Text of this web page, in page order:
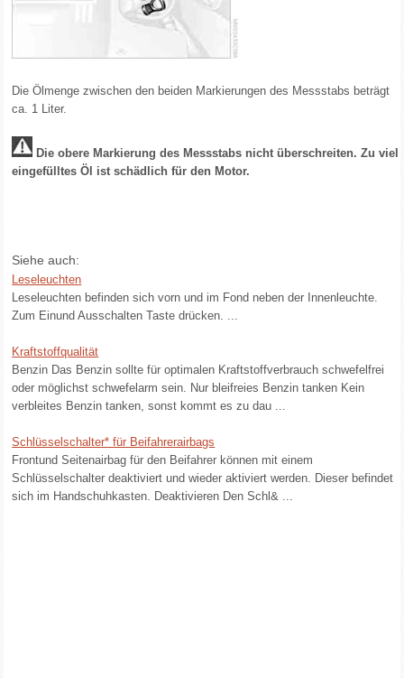
Die Ölmenge zwischen den beiden Markierungen des Messstabs beträgt
ca. 1 Liter.
Die obere Markierung des Messstabs nicht überschreiten. Zu viel
eingefülltes Öl ist schädlich für den Motor.
Siehe auch:
Leseleuchten
Leseleuchten befinden sich vorn und im Fond neben der Innenleuchte.
Zum Einund Ausschalten Taste drücken. ...
Kraftstoffqualität
Benzin Das Benzin sollte für optimalen Kraftstoffverbrauch schwefelfrei
oder möglichst schwefelarm sein. Nur bleifreies Benzin tanken Kein
verbleites Benzin tanken, sonst kommt es zu dau ...
Schlüsselschalter* für Beifahrerairbags
Frontund Seitenairbag für den Beifahrer können mit einem
Schlüsselschalter deaktiviert und wieder aktiviert werden. Dieser befindet
sich im Handschuhkasten. Deaktivieren Den Schl& ...